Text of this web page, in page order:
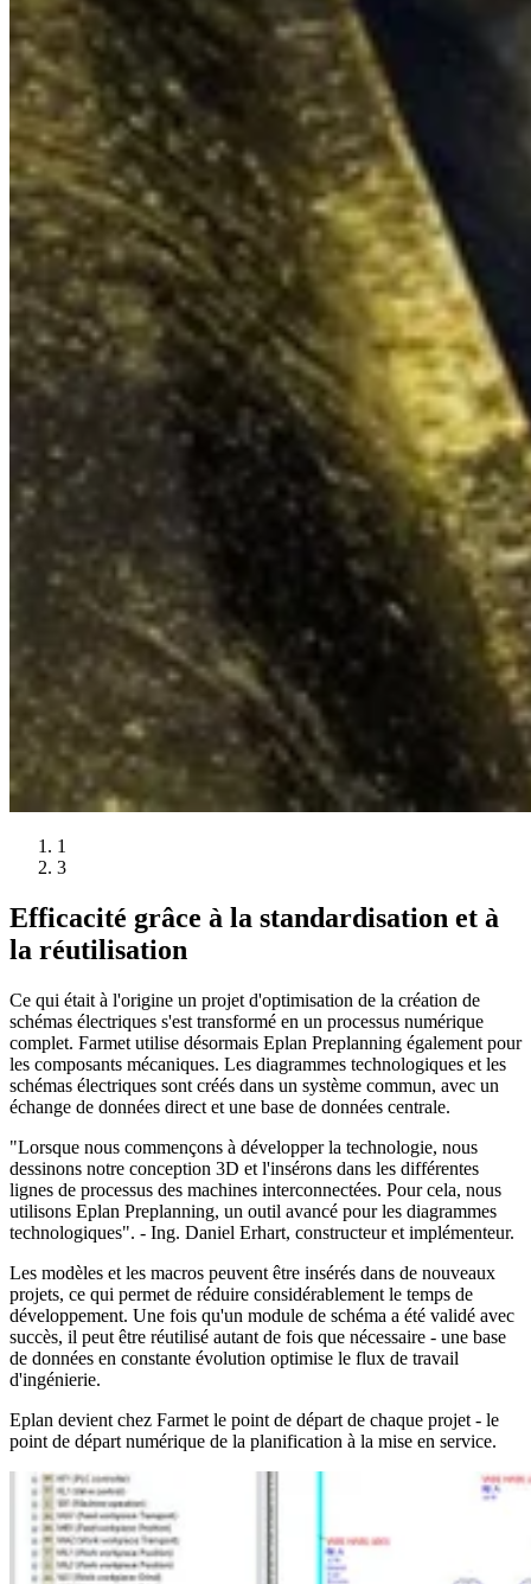
1
3
Efficacité grâce à la standardisation et à
la réutilisation
Ce qui était à l'origine un projet d'optimisation de la création de
schémas électriques s'est transformé en un processus numérique
complet. Farmet utilise désormais Eplan Preplanning également pour
les composants mécaniques. Les diagrammes technologiques et les
schémas électriques sont créés dans un système commun, avec un
échange de données direct et une base de données centrale.
"Lorsque nous commençons à développer la technologie, nous
dessinons notre conception 3D et l'insérons dans les différentes
lignes de processus des machines interconnectées. Pour cela, nous
utilisons Eplan Preplanning, un outil avancé pour les diagrammes
technologiques". - Ing. Daniel Erhart, constructeur et implémenteur.
Les modèles et les macros peuvent être insérés dans de nouveaux
projets, ce qui permet de réduire considérablement le temps de
développement. Une fois qu'un module de schéma a été validé avec
succès, il peut être réutilisé autant de fois que nécessaire - une base
de données en constante évolution optimise le flux de travail
d'ingénierie.
Eplan devient chez Farmet le point de départ de chaque projet - le
point de départ numérique de la planification à la mise en service.